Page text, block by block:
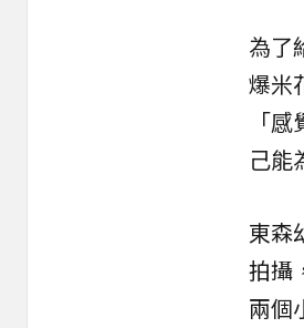
為了
爆米
「
己能
東森
拍攝
兩個